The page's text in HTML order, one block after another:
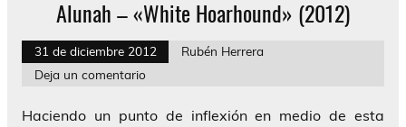
Alunah – «White Hoarhound» (2012)
31 de diciembre 2012
Rubén Herrera
Deja un comentario
Haciendo un punto de inflexión en medio de esta